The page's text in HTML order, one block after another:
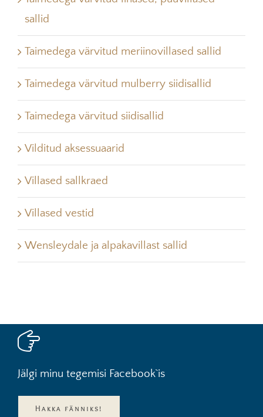
sallid
Taimedega värvitud meriinovillased sallid
Taimedega värvitud mulberry siidisallid
Taimedega värvitud siidisallid
Vilditud aksessuaarid
Villased sallkraed
Villased vestid
Wensleydale ja alpakavillast sallid
Jälgi minu tegemisi Facebook`is
Hakka fänniks!